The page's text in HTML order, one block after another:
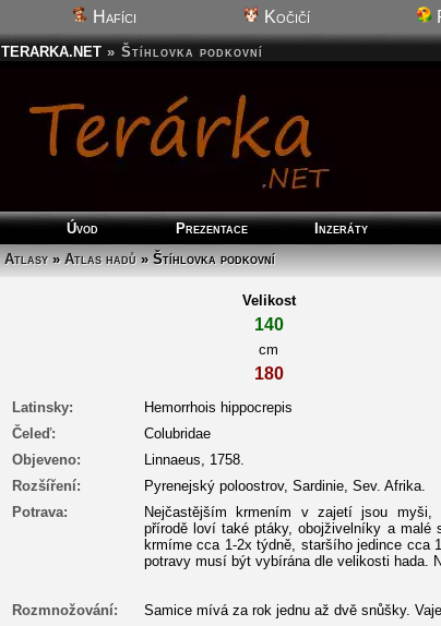
Hafíci Kočičí
TERARKA.NET » Štíhlovka podkovní
Úvod Prezentace Inzeráty
Atlasy»Atlas hadů» Štíhlovka podkovní
Velikost
140
cm
180
Latinsky:
Hemorrhois hippocrepis
Čeleď:
Colubridae
Objeveno:
Linnaeus, 1758.
Rozšíření:
Pyrenejský poloostrov, Sardinie, Sev. Afrika.
Potrava:
Nejčastějším krmením v zajetí jsou
přírodě loví také ptáky, obojživelníky a malé
krmíme cca 1-2x týdně, staršího jedince cca
potravy musí být vybírána dle velikosti hada.
Rozmnožování:
Samice mívá za rok jednu až dvě snůšky.